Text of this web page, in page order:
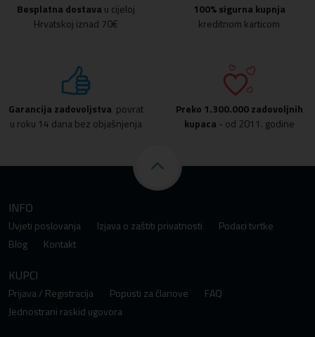
Besplatna dostava u cijeloj
Hrvatskoj iznad 70€
100% sigurna kupnja
kreditnom karticom
Garancija zadovoljstva povrat
u roku 14 dana bez objašnjenja
Preko 1.300.000 zadovoljnih
kupaca - od 2011. godine
INFO
Uvjeti poslovanja Izjava o zaštiti privatnosti
Podaci tvrtke
Blog
Kontakt
KUPCI
Prijava / Registracija Popusti za članove
FAQ
Jednostrani raskid ugovora